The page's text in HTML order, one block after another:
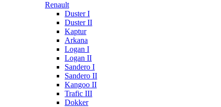
Renault
Duster I
Duster II
Kaptur
Arkana
Logan I
Logan II
Sandero I
Sandero II
Kangoo II
Trafic III
Dokker